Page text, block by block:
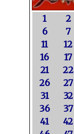
1 2
6
7
11
12
16
17
21
22
26
27
31
32
36
37
41
42